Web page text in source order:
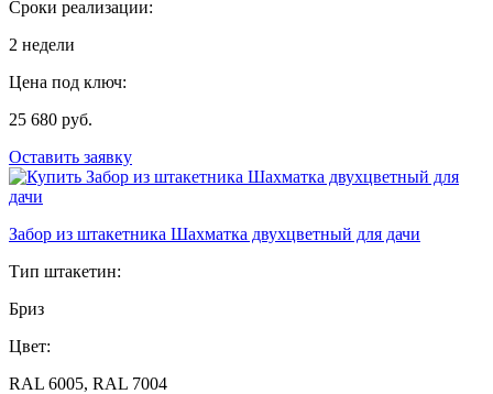
Сроки реализации:
2 недели
Цена под ключ:
25 680 руб.
Оставить заявку
Забор из штакетника Шахматка двухцветный для дачи
Тип штакетин:
Бриз
Цвет:
RAL 6005, RAL 7004